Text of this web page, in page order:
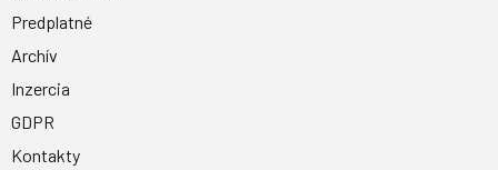
Predplatné
Archív
Inzercia
GDPR
Kontakty